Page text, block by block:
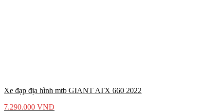
Xe đạp địa hình mtb GIANT ATX 660 2022
7.290.000 VNĐ